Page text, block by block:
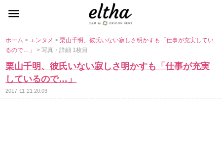
ホーム> エンタメ>栗山千明、彼氏いない寂しさ明かすも「仕事が充実してい
るので…」> 写真・詳細 1枚目
栗山千明、彼氏いない寂しさ明かすも「仕事が充実
しているので…」
2017-11-21 20:03